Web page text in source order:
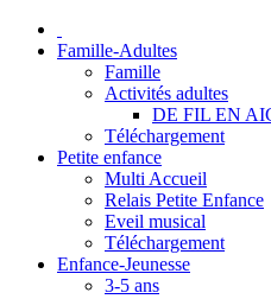
Famille-Adultes
Famille
Activités adultes
DE FIL EN
Téléchargement
Petite enfance
Multi Accueil
Relais Petite Enfance
Eveil musical
Téléchargement
Enfance-Jeunesse
3-5 ans